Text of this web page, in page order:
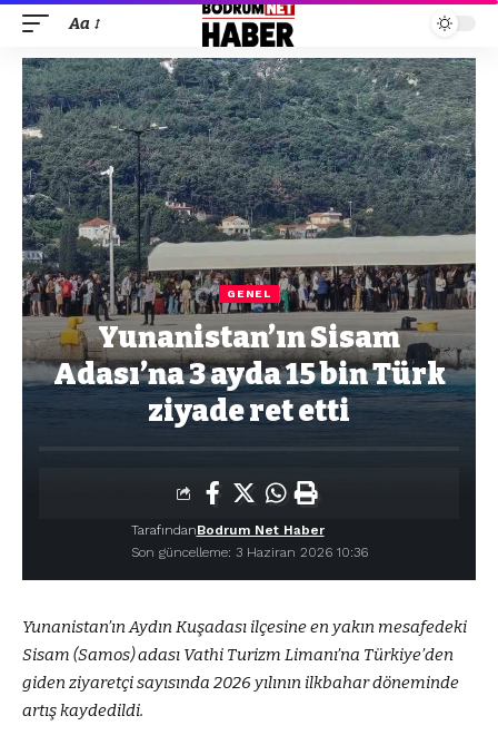
Aa
GENEL
Yunanistan’ın Sisam
Adası’na 3 ayda 15 bin Türk
ziyade ret etti
Son güncelleme: 3 Haziran 2026 10:36
TarafındanBodrum Net Haber
Yunanistan’ın Aydın Kuşadası ilçesine en yakın mesafedeki
Sisam (Samos) adası Vathi Turizm Limanı’na Türkiye’den
giden ziyaretçi sayısında 2026 yılının ilkbahar döneminde
artış kaydedildi.